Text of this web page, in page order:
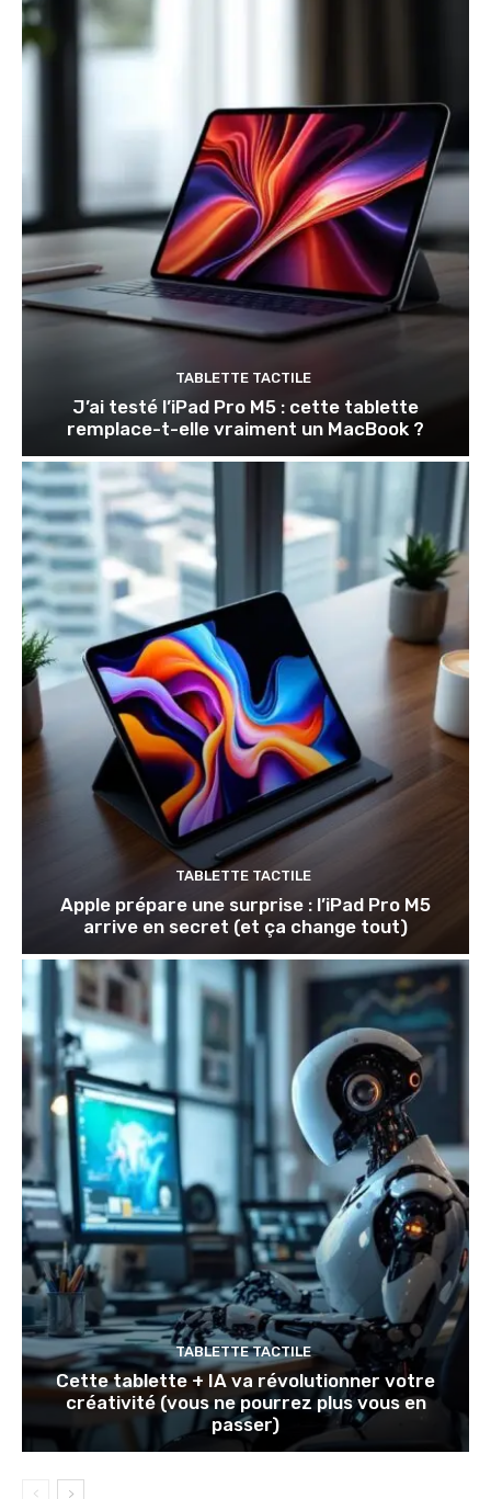
TABLETTE TACTILE
J’ai testé l’iPad Pro M5 : cette tablette
remplace-t-elle vraiment un MacBook ?
TABLETTE TACTILE
Apple prépare une surprise : l’iPad Pro M5
arrive en secret (et ça change tout)
TABLETTE TACTILE
Cette tablette + IA va révolutionner votre
créativité (vous ne pourrez plus vous en
passer)